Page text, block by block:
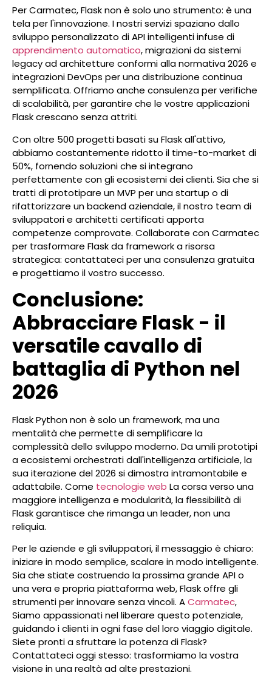
Per Carmatec, Flask non è solo uno strumento: è una
tela per l'innovazione. I nostri servizi spaziano dallo
sviluppo personalizzato di API intelligenti infuse di
apprendimento automatico, migrazioni da sistemi
legacy ad architetture conformi alla normativa 2026 e
integrazioni DevOps per una distribuzione continua
semplificata. Offriamo anche consulenza per verifiche
di scalabilità, per garantire che le vostre applicazioni
Flask crescano senza attriti.
Con oltre 500 progetti basati su Flask all'attivo,
abbiamo costantemente ridotto il time-to-market di
50%, fornendo soluzioni che si integrano
perfettamente con gli ecosistemi dei clienti. Sia che si
tratti di prototipare un MVP per una startup o di
rifattorizzare un backend aziendale, il nostro team di
sviluppatori e architetti certificati apporta
competenze comprovate. Collaborate con Carmatec
per trasformare Flask da framework a risorsa
strategica: contattateci per una consulenza gratuita
e progettiamo il vostro successo.
Conclusione:
Abbracciare Flask - il
versatile cavallo di
battaglia di Python nel
2026
Flask Python non è solo un framework, ma una
mentalità che permette di semplificare la
complessità dello sviluppo moderno. Da umili prototipi
a ecosistemi orchestrati dall'intelligenza artificiale, la
sua iterazione del 2026 si dimostra intramontabile e
adattabile. Come tecnologie web La corsa verso una
maggiore intelligenza e modularità, la flessibilità di
Flask garantisce che rimanga un leader, non una
reliquia.
Per le aziende e gli sviluppatori, il messaggio è chiaro:
iniziare in modo semplice, scalare in modo intelligente.
Sia che stiate costruendo la prossima grande API o
una vera e propria piattaforma web, Flask offre gli
strumenti per innovare senza vincoli. ACarmatec,
Siamo appassionati nel liberare questo potenziale,
guidando i clienti in ogni fase del loro viaggio digitale.
Siete pronti a sfruttare la potenza di Flask?
Contattateci oggi stesso: trasformiamo la vostra
visione in una realtà ad alte prestazioni.